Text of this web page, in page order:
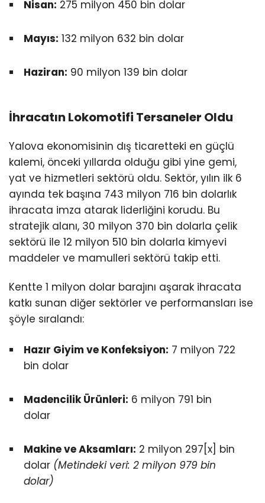
Nisan: 275 milyon 450 bin dolar
Mayıs: 132 milyon 632 bin dolar
Haziran: 90 milyon 139 bin dolar
İhracatın Lokomotifi Tersaneler Oldu
Yalova ekonomisinin dış ticaretteki en güçlü
kalemi, önceki yıllarda olduğu gibi yine gemi,
yat ve hizmetleri sektörü oldu. Sektör, yılın ilk 6
ayında tek başına 743 milyon 716 bin dolarlık
ihracata imza atarak liderliğini korudu. Bu
stratejik alanı, 30 milyon 370 bin dolarla çelik
sektörü ile 12 milyon 510 bin dolarla kimyevi
maddeler ve mamulleri sektörü takip etti.
Kentte 1 milyon dolar barajını aşarak ihracata
katkı sunan diğer sektörler ve performansları ise
şöyle sıralandı:
Hazır Giyim ve Konfeksiyon: 7 milyon 722
bin dolar
Madencilik Ürünleri: 6 milyon 791 bin
dolar
Makine ve Aksamları: 2 milyon 297[x] bin
dolar (Metindeki veri: 2 milyon 979 bin
dolar)